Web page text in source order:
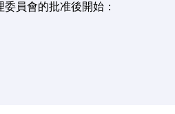
員會的批准後開始：